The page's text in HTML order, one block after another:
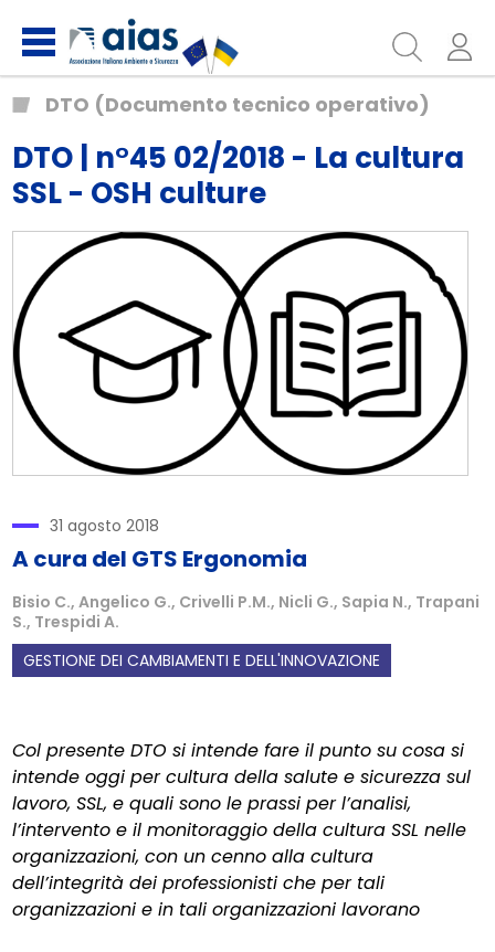
DTO (Documento tecnico operativo)
DTO | n°45 02/2018 - La cultura
SSL - OSH culture
31 agosto 2018
A cura del GTS Ergonomia
Bisio C., Angelico G., Crivelli P.M., Nicli G., Sapia N., Trapani
S., Trespidi A.
GESTIONE DEI CAMBIAMENTI E DELL'INNOVAZIONE
Col presente DTO si intende fare il punto su cosa si
intende oggi per cultura della salute e sicurezza sul
lavoro, SSL, e quali sono le prassi per l’analisi,
l’intervento e il monitoraggio della cultura SSL nelle
organizzazioni, con un cenno alla cultura
dell’integrità dei professionisti che per tali
organizzazioni e in tali organizzazioni lavorano